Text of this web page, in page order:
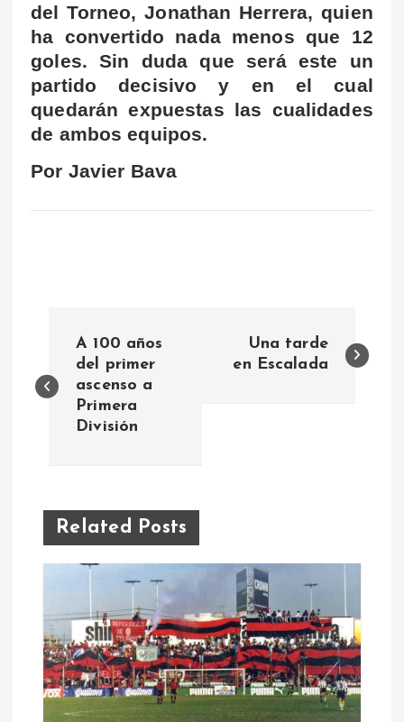
del Torneo, Jonathan Herrera, quien
ha convertido nada menos que 12
goles. Sin duda que será este un
partido decisivo y en el cual
quedarán expuestas las cualidades
de ambos equipos.
Por Javier Bava
a
g
a
ó
A 100 años
del primer
ascenso a
Primera
División
Una tarde
en Escalada
Related Posts